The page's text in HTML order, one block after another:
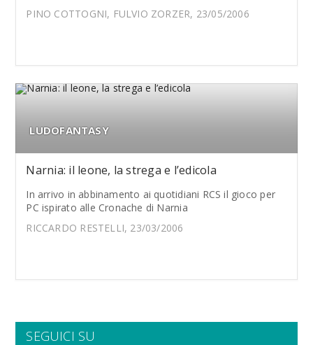
PINO COTTOGNI, FULVIO ZORZER, 23/05/2006
LUDOFANTASY
Narnia: il leone, la strega e l’edicola
In arrivo in abbinamento ai quotidiani RCS il gioco per
PC ispirato alle Cronache di Narnia
RICCARDO RESTELLI, 23/03/2006
SEGUICI SU